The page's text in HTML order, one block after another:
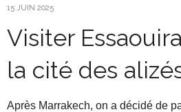
15 JUIN 2025
Visiter
la cité des
Après Marrakech, on a décidé de